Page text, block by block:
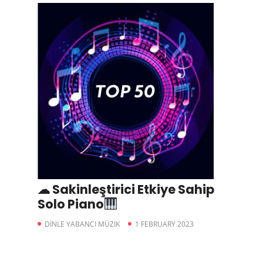
☁ Sakinleştirici Etkiye Sahip
Solo Piano
DİNLE YABANCI MÜZIK 1 FEBRUARY 2023